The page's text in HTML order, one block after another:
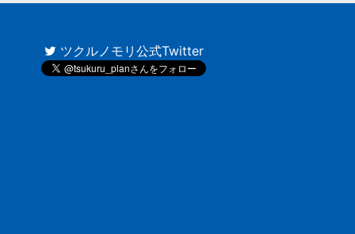
ツクルノモリ公式Twitter